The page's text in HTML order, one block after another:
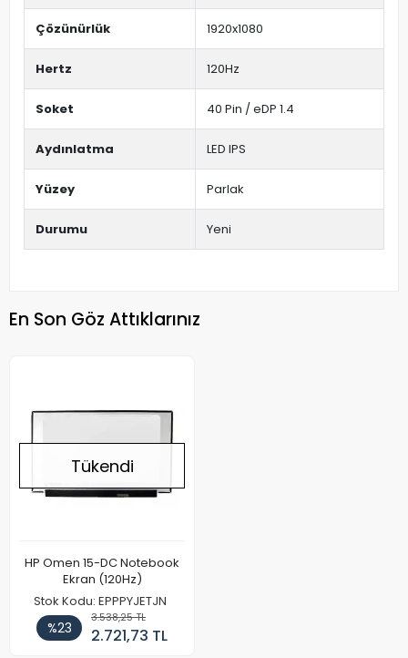
Çözünürlük 1920x1080
Hertz 120Hz
Soket 40 Pin / eDP 1.4
Aydınlatma LED IPS
Yüzey Parlak
Durumu Yeni
En Son Göz Attıklarınız
Tükendi
HP Omen 15-DC Notebook
Ekran (120Hz)
Stok Kodu: EPPPYJETJN
%23
3.538,25 TL
2.721,73 TL